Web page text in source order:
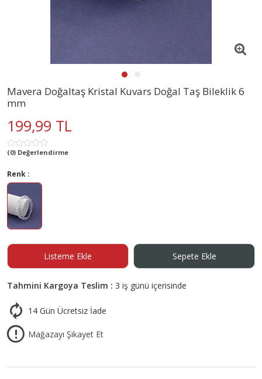
Mavera Doğaltaş Kristal Kuvars Doğal Taş Bileklik 6
mm
199,99 TL
(0) Değerlendirme
Renk :
Listeme Ekle Sepete Ekle
Tahmini Kargoya Teslim : 3 iş günü içerisinde
14 Gün Ücretsiz İade
Mağazayı Şikayet Et